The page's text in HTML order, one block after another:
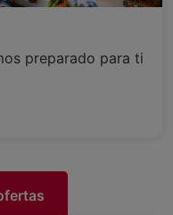
preparado para ti